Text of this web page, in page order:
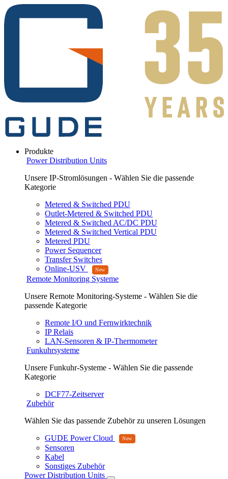
Produkte
Power Distribution Units
Unsere IP-Stromlösungen - Wählen Sie die passende
Kategorie
Metered & Switched PDU
Outlet-Metered & Switched PDU
Metered & Switched AC/DC PDU
Metered & Switched Vertical PDU
Metered PDU
Power Sequencer
Transfer Switches
Online-USV
Remote Monitoring Systeme
Unsere Remote Monitoring-Systeme - Wählen Sie die
passende Kategorie
Remote I/O und Fernwirktechnik
IP Relais
LAN-Sensoren & IP-Thermometer
Funkuhrsysteme
Unsere Funkuhr-Systeme - Wählen Sie die passende
Kategorie
DCF77-Zeitserver
Zubehör
Wählen Sie das passende Zubehör zu unseren Lösungen
GUDE Power Cloud
Sensoren
Kabel
Sonstiges Zubehör
Power Distribution Units